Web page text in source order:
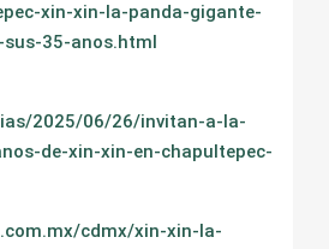
xin-xin-la-panda-gigante-
35-anos.html
2025/06/26/invitan-a-la-
de-xin-xin-en-chapultepec-
cdmx/xin-xin-la-